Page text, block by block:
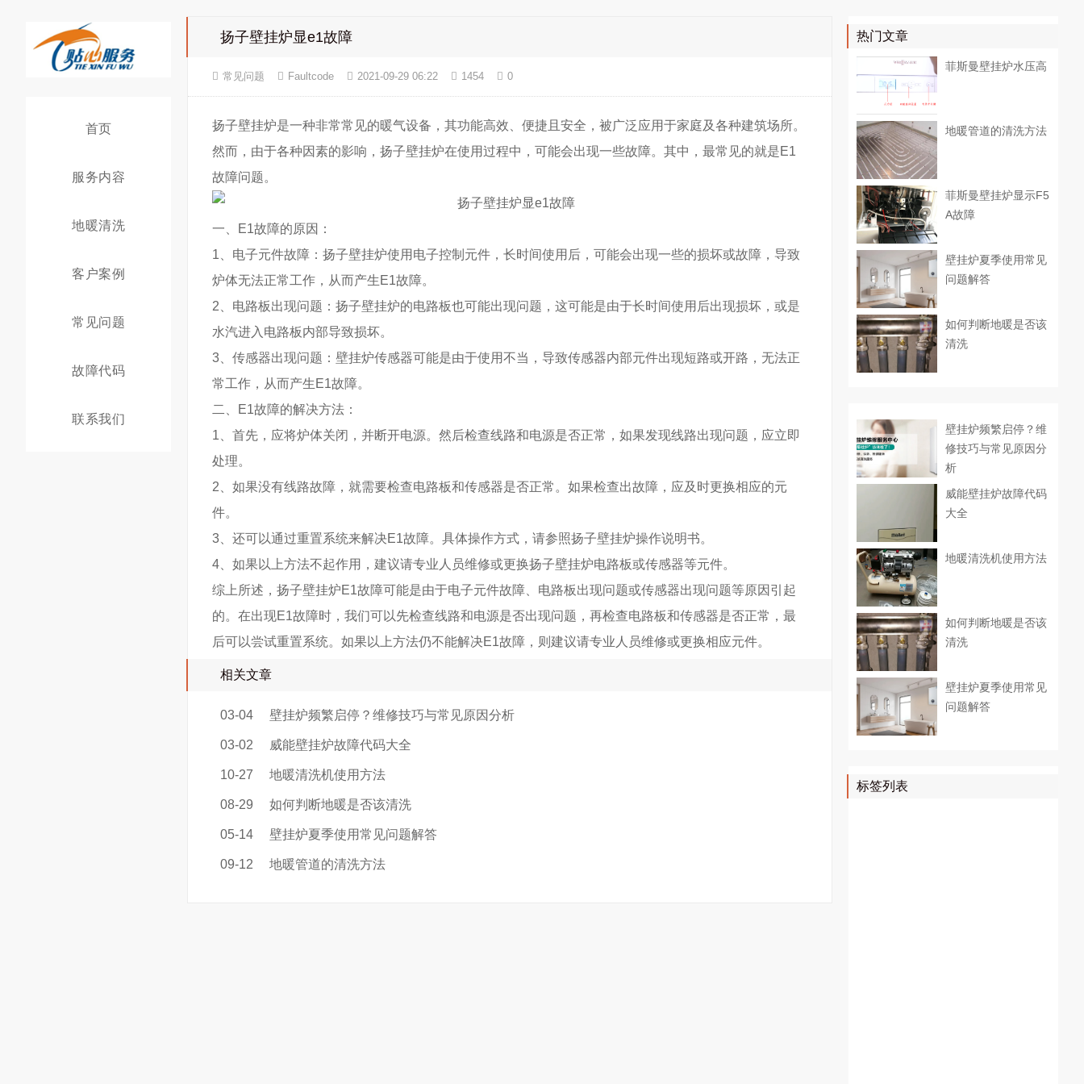
首页
服务内容
地暖清洗
客户案例
常见问题
故障代码
联系我们
扬子壁挂炉显e1故障
常见问题 Faultcode 2021-09-29 06:22 1454 0
扬子壁挂炉是一种非常常见的暖气设备，其功能高效、便捷且安全，被广泛应用于家庭及各种建筑场所。
然而，由于各种因素的影响，扬子壁挂炉在使用过程中，可能会出现一些故障。其中，最常见的就是E1
故障问题。
一、E1故障的原因：
1、电子元件故障：扬子壁挂炉使用电子控制元件，长时间使用后，可能会出现一些的损坏或故障，导致
炉体无法正常工作，从而产生E1故障。
2、电路板出现问题：扬子壁挂炉的电路板也可能出现问题，这可能是由于长时间使用后出现损坏，或是
水汽进入电路板内部导致损坏。
3、传感器出现问题：壁挂炉传感器可能是由于使用不当，导致传感器内部元件出现短路或开路，无法正
常工作，从而产生E1故障。
二、E1故障的解决方法：
1、首先，应将炉体关闭，并断开电源。然后检查线路和电源是否正常，如果发现线路出现问题，应立即
处理。
2、如果没有线路故障，就需要检查电路板和传感器是否正常。如果检查出故障，应及时更换相应的元
件。
3、还可以通过重置系统来解决E1故障。具体操作方式，请参照扬子壁挂炉操作说明书。
4、如果以上方法不起作用，建议请专业人员维修或更换扬子壁挂炉电路板或传感器等元件。
综上所述，扬子壁挂炉E1故障可能是由于电子元件故障、电路板出现问题或传感器出现问题等原因引起
的。在出现E1故障时，我们可以先检查线路和电源是否出现问题，再检查电路板和传感器是否正常，最
后可以尝试重置系统。如果以上方法仍不能解决E1故障，则建议请专业人员维修或更换相应元件。
相关文章
03-04 壁挂炉频繁启停？维修技巧与常见原因分析
03-02 威能壁挂炉故障代码大全
10-27 地暖清洗机使用方法
08-29 如何判断地暖是否该清洗
05-14 壁挂炉夏季使用常见问题解答
09-12 地暖管道的清洗方法
热门文章
菲斯曼壁挂炉水压高
地暖管道的清洗方法
菲斯曼壁挂炉显示F5
A故障
壁挂炉夏季使用常见
问题解答
如何判断地暖是否该
清洗
壁挂炉频繁启停？维
修技巧与常见原因分
析
威能壁挂炉故障代码
大全
地暖清洗机使用方法
如何判断地暖是否该
清洗
壁挂炉夏季使用常见
问题解答
标签列表